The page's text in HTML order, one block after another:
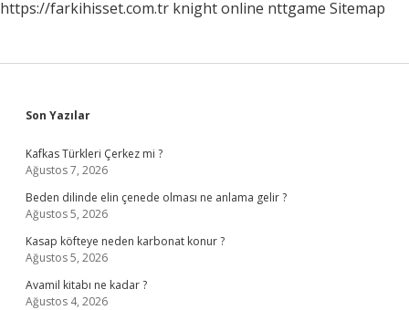
https://farkihisset.com.tr knight online nttgame Sitemap
Sidebar
Son Yazılar
Kafkas Türkleri Çerkez mi ?
Ağustos 7, 2026
Beden dilinde elin çenede olması ne anlama gelir ?
Ağustos 5, 2026
Kasap köfteye neden karbonat konur ?
Ağustos 5, 2026
Avamil kitabı ne kadar ?
Ağustos 4, 2026